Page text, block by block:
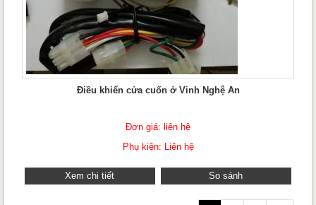
Điều khiển cửa cuốn ở Vinh Nghệ An
Đơn giá: liên hệ
Phụ kiện: Liên hệ
Xem chi tiết So sánh